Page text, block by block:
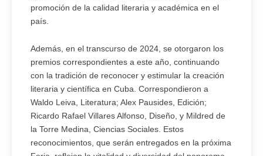
promoción de la calidad literaria y académica en el
país.
Además, en el transcurso de 2024, se otorgaron los
premios correspondientes a este año, continuando
con la tradición de reconocer y estimular la creación
literaria y científica en Cuba. Correspondieron a
Waldo Leiva, Literatura; Alex Pausides, Edición;
Ricardo Rafael Villares Alfonso, Diseño, y Mildred de
la Torre Medina, Ciencias Sociales. Estos
reconocimientos, que serán entregados en la próxima